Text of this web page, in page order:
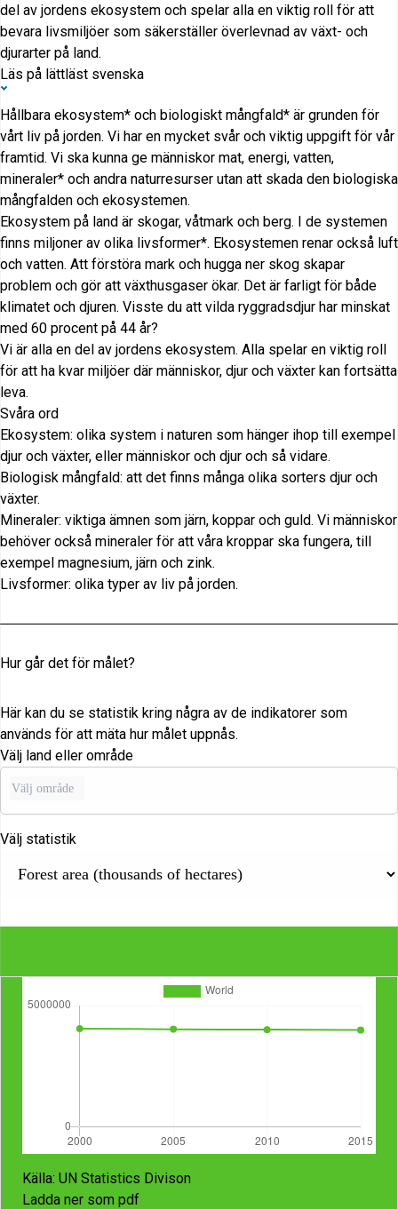
del av jordens ekosystem och spelar alla en viktig roll för att
bevara livsmiljöer som säkerställer överlevnad av växt- och
djurarter på land.
Läs på lättläst svenska
Hållbara ekosystem* och biologiskt mångfald* är grunden för
vårt liv på jorden. Vi har en mycket svår och viktig uppgift för vår
framtid. Vi ska kunna ge människor mat, energi, vatten,
mineraler* och andra naturresurser utan att skada den biologiska
mångfalden och ekosystemen.
Ekosystem på land är skogar, våtmark och berg. I de systemen
finns miljoner av olika livsformer*. Ekosystemen renar också luft
och vatten. Att förstöra mark och hugga ner skog skapar
problem och gör att växthusgaser ökar. Det är farligt för både
klimatet och djuren. Visste du att vilda ryggradsdjur har minskat
med 60 procent på 44 år?
Vi är alla en del av jordens ekosystem. Alla spelar en viktig roll
för att ha kvar miljöer där människor, djur och växter kan fortsätta
leva.
Svåra ord
Ekosystem: olika system i naturen som hänger ihop till exempel
djur och växter, eller människor och djur och så vidare.
Biologisk mångfald: att det finns många olika sorters djur och
växter.
Mineraler: viktiga ämnen som järn, koppar och guld. Vi människor
behöver också mineraler för att våra kroppar ska fungera, till
exempel magnesium, järn och zink.
Livsformer: olika typer av liv på jorden.
Hur går det för målet?
Här kan du se statistik kring några av de indikatorer som
används för att mäta hur målet uppnås.
Välj land eller område
Välj statistik
Källa: UN Statistics Divison
Ladda ner som pdf